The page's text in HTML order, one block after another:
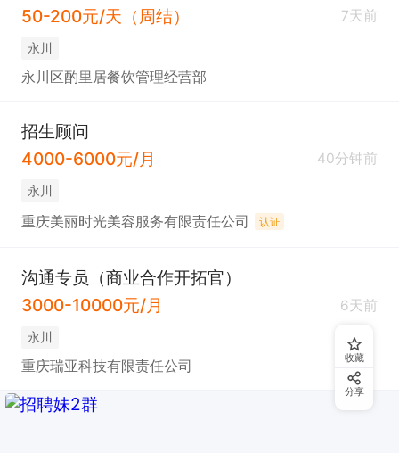
50-200元/天（周结）
7天前
永川
永川区酌里居餐饮管理经营部
招生顾问
4000-6000元/月
40分钟前
永川
重庆美丽时光美容服务有限责任公司 认证
沟通专员（商业合作开拓官）
3000-10000元/月
6天前
永川
重庆瑞亚科技有限责任公司 收藏
分享